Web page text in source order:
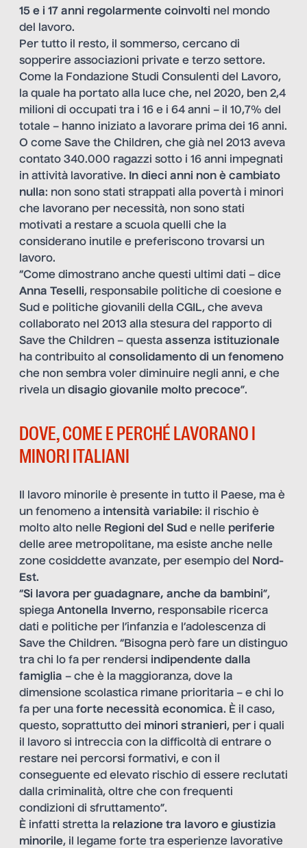
15 e i 17 anni regolarmente coinvolti nel mondo
del lavoro.
Per tutto il resto, il sommerso, cercano di
sopperire associazioni private e terzo settore.
Come la Fondazione Studi Consulenti del Lavoro,
la quale ha portato alla luce che, nel 2020, ben 2,4
milioni di occupati tra i 16 e i 64 anni – il 10,7% del
totale – hanno iniziato a lavorare prima dei 16 anni.
O come Save the Children, che già nel 2013 aveva
contato 340.000 ragazzi sotto i 16 anni impegnati
in attività lavorative.
In dieci anni non è cambiato
nulla: non sono stati strappati alla povertà i minori
che lavorano per necessità, non sono stati
motivati a restare a scuola quelli che la
considerano inutile e preferiscono trovarsi un
lavoro.
“Come dimostrano anche questi ultimi dati – dice
Anna Teselli, responsabile politiche di coesione e
Sud e politiche giovanili della CGIL, che aveva
collaborato nel 2013 alla stesura del rapporto di
Save the Children – questa assenza istituzionale
ha contribuito al consolidamento di un fenomeno
che non sembra voler diminuire negli anni, e che
rivela un disagio giovanile molto precoce”.
DOVE, COME E PERCHÉ LAVORANO I
MINORI ITALIANI
Il lavoro minorile è presente in tutto il Paese, ma è
un fenomeno a intensità variabile: il rischio è
molto alto nelle Regioni del Sud e nelle periferie
delle aree metropolitane, ma esiste anche nelle
zone cosiddette avanzate, per esempio del
Nord-
Est.
“Si lavora per guadagnare, anche da bambini”,
spiega Antonella Inverno, responsabile ricerca
dati e politiche per l’infanzia e l’adolescenza di
Save the Children. “Bisogna però fare un distinguo
tra chi lo fa per rendersi indipendente dalla
famiglia – che è la maggioranza, dove la
dimensione scolastica rimane prioritaria – e chi lo
fa per una forte necessità economica. È il caso,
questo, soprattutto dei minori stranieri, per i quali
il lavoro si intreccia con la difficoltà di entrare o
restare nei percorsi formativi, e con il
conseguente ed elevato rischio di essere reclutati
dalla criminalità, oltre che con frequenti
condizioni di sfruttamento”.
È infatti stretta la relazione tra lavoro e giustizia
minorile, il legame forte tra esperienze lavorative